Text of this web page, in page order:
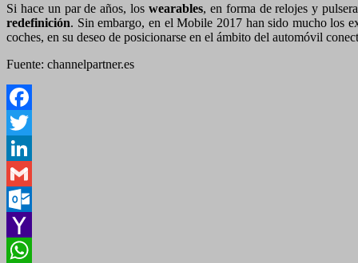
Si hace un par de años, loswearables, en forma de relojes y
redefinición. Sin embargo, en el Mobile 2017 han sido mucho los
coches, en su deseo de posicionarse en el ámbito del automóvil
Fuente: channelpartner.es
Facebook
Twitter
LinkedIn
Gmail
Outlook.com
Yahoo